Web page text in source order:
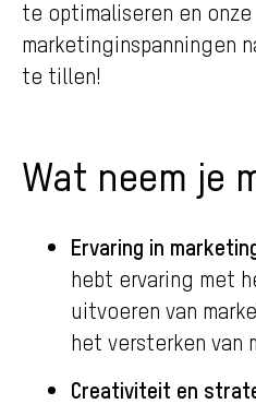
te optimaliseren en onze
marketinginspanningen
te tillen!
Wat neem je
Ervaring in
hebt ervaring met
uitvoeren van
het versterken van
Creativiteit en